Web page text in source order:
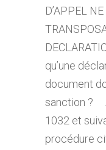
D’APPEL
qu’une
document
sanction ?
1032 et
procédure